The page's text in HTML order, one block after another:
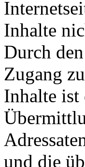
Inhalte
Durch
Zugang
Inhalte ist
und die